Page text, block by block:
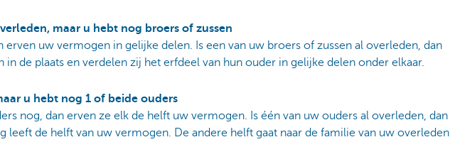
maar u hebt nog broers of zussen
erven uw vermogen in gelijke delen. Is een van uw broers of zussen al overleden, dan
in de plaats en verdelen zij het erfdeel van hun ouder in gelijke delen onder elkaar.
u hebt nog 1 of beide ouders
nog, dan erven ze elk de helft uw vermogen. Is één van uw ouders al overleden, dan
leeft de helft van uw vermogen. De andere helft gaat naar de familie van uw overleden